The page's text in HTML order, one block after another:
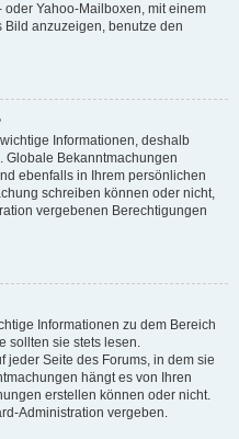
Yahoo-Mailboxen, mit einem
Bild anzuzeigen, benutze den
Informationen, deshalb
Globale Bekanntmachungen
ebenfalls in Ihrem persönlichen
schreiben können oder nicht,
vergebenen Berechtigungen
Informationen zu dem Bereich
sollten sie stets lesen.
jeder Seite des Forums, in dem sie
hängt es von Ihren
erstellen können oder nicht.
Administration vergeben.